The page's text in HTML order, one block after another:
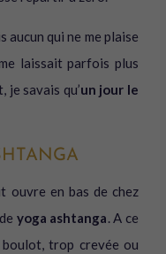
aucun qui ne me plaise
laissait parfois plus
je savais qu’un jour le
ouvre en bas de chez
yoga ashtanga. A ce
trop crevée ou